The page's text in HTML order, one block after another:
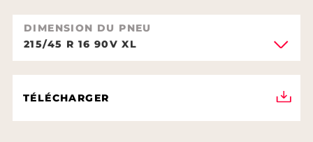
DIMENSION DU PNEU
215/45 R 16 90V XL
TÉLÉCHARGER